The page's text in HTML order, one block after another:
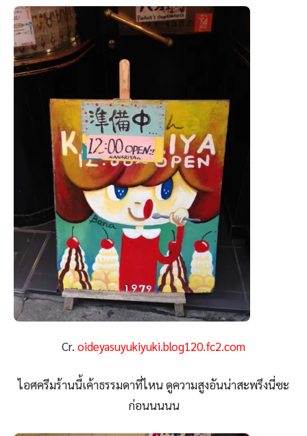
Cr. oideyasuyukiyuki.blog120.fc2.com
ไอศครีมร้านนี้เค้าธรรมดาที่ไหน ดูความสูงอันน่าสะพรึงนี่ซะ
ก่อนนนนน